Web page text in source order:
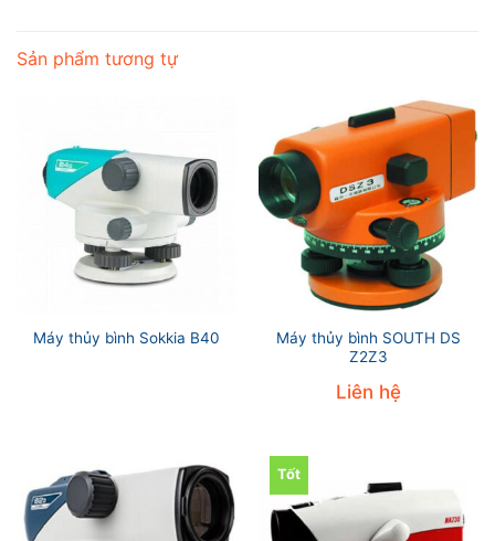
Sản phẩm tương tự
Máy thủy bình Sokkia B40
Máy thủy bình SOUTH DS
Z2Z3
Liên hệ
Tốt